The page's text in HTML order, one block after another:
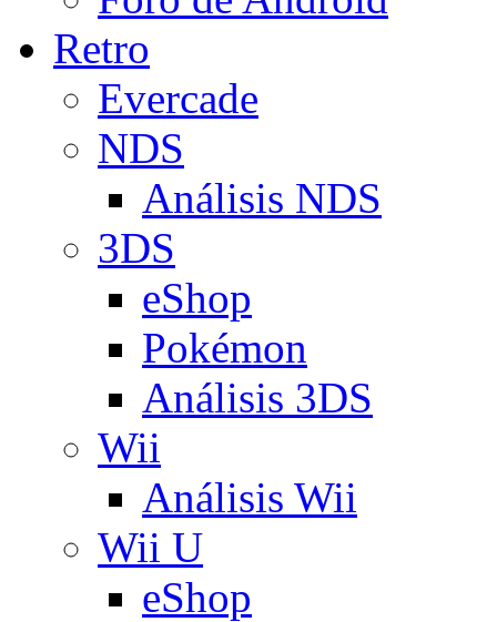
Retro
Evercade
NDS
Análisis NDS
3DS
eShop
Pokémon
Análisis 3DS
Wii
Análisis Wii
Wii U
eShop